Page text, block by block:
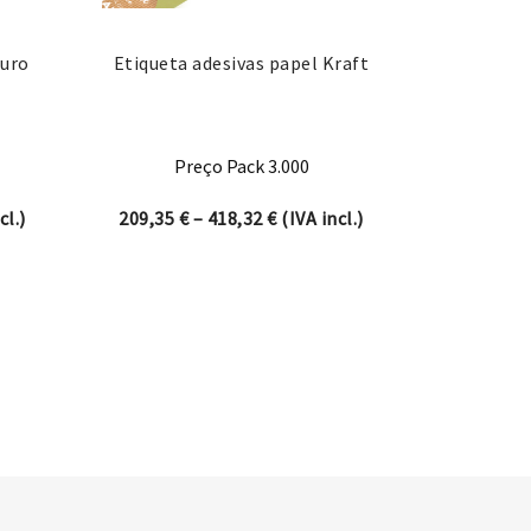
209,35 € through 418,32 €
Etiqueta adesivas papel Kraft
Preço Pack 3.000
209,35 €– 418,32€Price range: 209,35 € through
(IVA incl.)